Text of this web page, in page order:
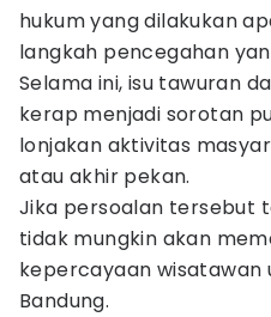
hukum yang dilakukan
langkah pencegahan
Selama ini, isu tawuran
kerap menjadi sorotan
lonjakan aktivitas
atau akhir pekan.
Jika persoalan tersebut
tidak mungkin akan
kepercayaan wisatawan
Bandung.